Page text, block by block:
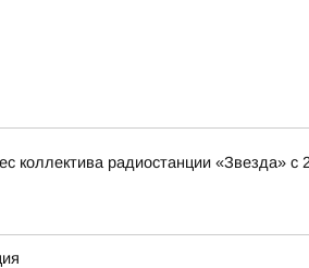
коллектива радиостанции «Звезда»